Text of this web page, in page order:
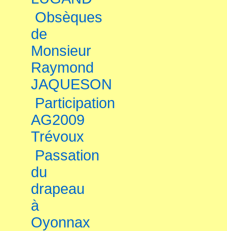
Obsèques
de
Monsieur
Raymond
JAQUESON
Participation
AG2009
Trévoux
Passation
du
drapeau
à
Oyonnax